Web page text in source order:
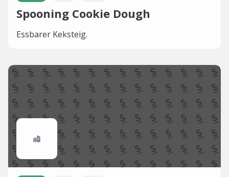
Spooning Cookie Dough
Essbarer Keksteig.